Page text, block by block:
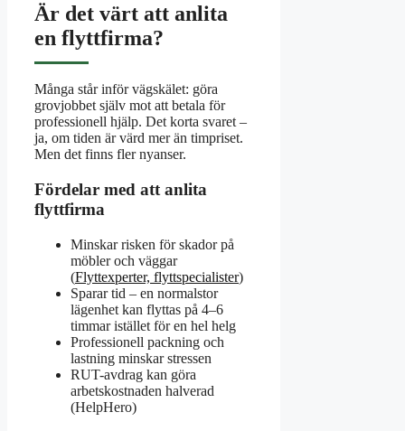
Är det värt att anlita
en flyttfirma?
Många står inför vägskälet: göra
grovjobbet själv mot att betala för
professionell hjälp. Det korta svaret –
ja, om tiden är värd mer än timpriset.
Men det finns fler nyanser.
Fördelar med att anlita
flyttfirma
Minskar risken för skador på
möbler och väggar
(Flyttexperter, flyttspecialister)
Sparar tid – en normalstor
lägenhet kan flyttas på 4–6
timmar istället för en hel helg
Professionell packning och
lastning minskar stressen
RUT-avdrag kan göra
arbetskostnaden halverad
(HelpHero)